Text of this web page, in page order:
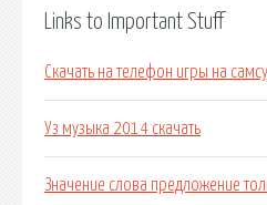
Links to Important Stuff
Скачать на телефон игры на
Уз музыка 2014 скачать
Значение слова предложение